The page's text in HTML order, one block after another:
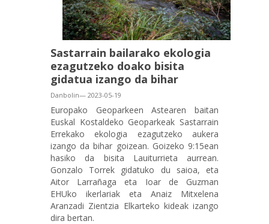
Sastarrain bailarako ekologia
ezagutzeko doako bisita
gidatua izango da bihar
Danbolin— 2023-05-19
Europako Geoparkeen Astearen baitan
Euskal Kostaldeko Geoparkeak Sastarrain
Errekako ekologia ezagutzeko aukera
izango da bihar goizean. Goizeko 9:15ean
hasiko da bisita Lauiturrieta aurrean.
Gonzalo Torrek gidatuko du saioa, eta
Aitor Larrañaga eta Ioar de Guzman
EHUko ikerlariak eta Anaiz Mitxelena
Aranzadi Zientzia Elkarteko kideak izango
dira bertan.